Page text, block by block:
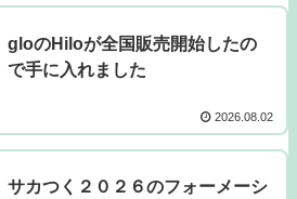
gloのHiloが全国販売開始したの
で手に入れました
2026.08.02
サカつく２０２６のフォーメーシ